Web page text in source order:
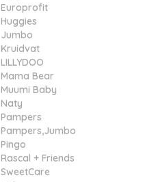
Europrofit
Huggies
Jumbo
Kruidvat
LILLYDOO
Mama Bear
Muumi Baby
Naty
Pampers
Pampers,Jumbo
Pingo
Rascal + Friends
SweetCare